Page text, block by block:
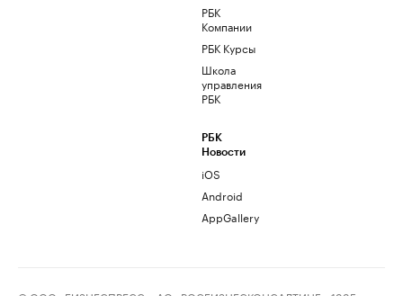
РБК
Компании
РБК Курсы
Школа
управления
РБК
РБК
Новости
iOS
Android
AppGallery